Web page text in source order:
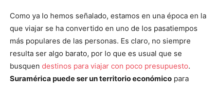
Como ya lo hemos señalado, estamos en una época en la
que viajar se ha convertido en uno de los pasatiempos
más populares de las personas. Es claro, no siempre
resulta ser algo barato, por lo que es usual que se
busquen destinos para viajar con poco presupuesto.
Suramérica puede ser un territorio económico para